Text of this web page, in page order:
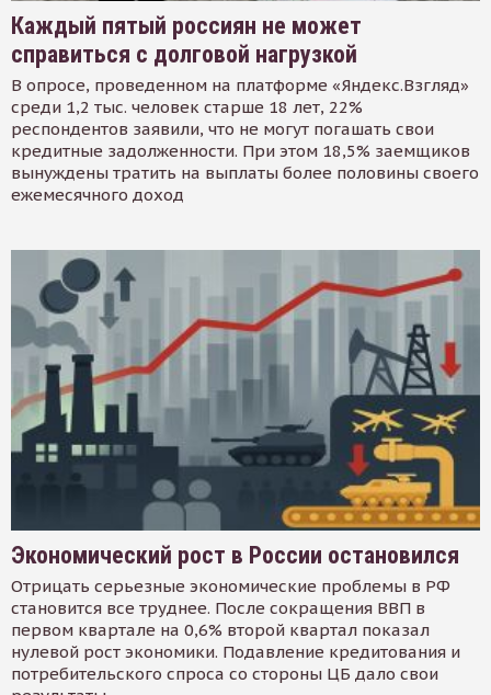
Каждый пятый россиян не может
справиться с долговой нагрузкой
В опросе, проведенном на платформе «Яндекс.Взгляд»
среди 1,2 тыс. человек старше 18 лет, 22%
респондентов заявили, что не могут погашать свои
кредитные задолженности. При этом 18,5% заемщиков
вынуждены тратить на выплаты более половины своего
ежемесячного доход
Экономический рост в России остановился
Отрицать серьезные экономические проблемы в РФ
становится все труднее. После сокращения ВВП в
первом квартале на 0,6% второй квартал показал
нулевой рост экономики. Подавление кредитования и
потребительского спроса со стороны ЦБ дало свои